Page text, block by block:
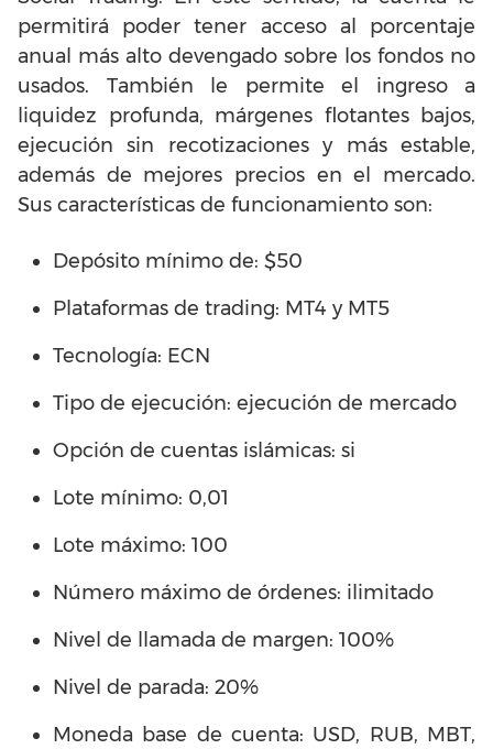
permitirá poder tener acceso al porcentaje
anual más alto devengado sobre los fondos no
usados. También le permite el ingreso a
liquidez profunda, márgenes flotantes bajos,
ejecución sin recotizaciones y más estable,
además de mejores precios en el mercado.
Sus características de funcionamiento son:
Depósito mínimo de: $50
Plataformas de trading: MT4 y MT5
Tecnología: ECN
Tipo de ejecución: ejecución de mercado
Opción de cuentas islámicas: si
Lote mínimo: 0,01
Lote máximo: 100
Número máximo de órdenes: ilimitado
Nivel de llamada de margen: 100%
Nivel de parada: 20%
Moneda base de cuenta: USD, RUB, MBT,